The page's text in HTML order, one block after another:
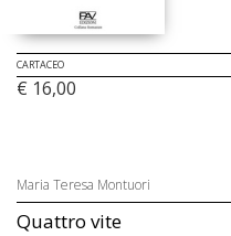
CARTACEO
€ 16,00
Maria Teresa Montuori
Quattro vite